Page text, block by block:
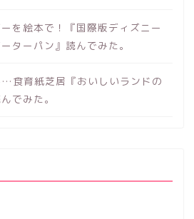
を絵本で！『国際版ディズニー
ターパン』読んでみた。
食育紙芝居『おいしいランドの
でみた。